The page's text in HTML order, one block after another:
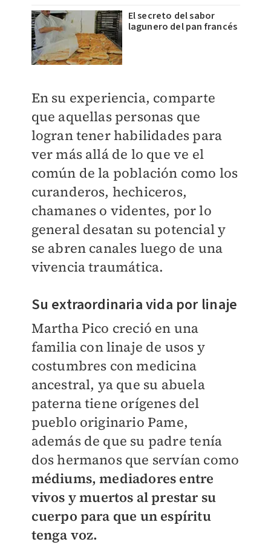
El secreto del sabor
lagunero del pan francés
En su experiencia, comparte
que aquellas personas que
logran tener habilidades para
ver más allá de lo que ve el
común de la población como los
curanderos, hechiceros,
chamanes o videntes, por lo
general desatan su potencial y
se abren canales luego de una
vivencia traumática.
Su extraordinaria vida por linaje
Martha Pico creció en una
familia con linaje de usos y
costumbres con medicina
ancestral, ya que su abuela
paterna tiene orígenes del
pueblo originario Pame,
además de que su padre tenía
dos hermanos que servían como
médiums, mediadores entre
vivos y muertos al prestar su
cuerpo para que un espíritu
tenga voz.